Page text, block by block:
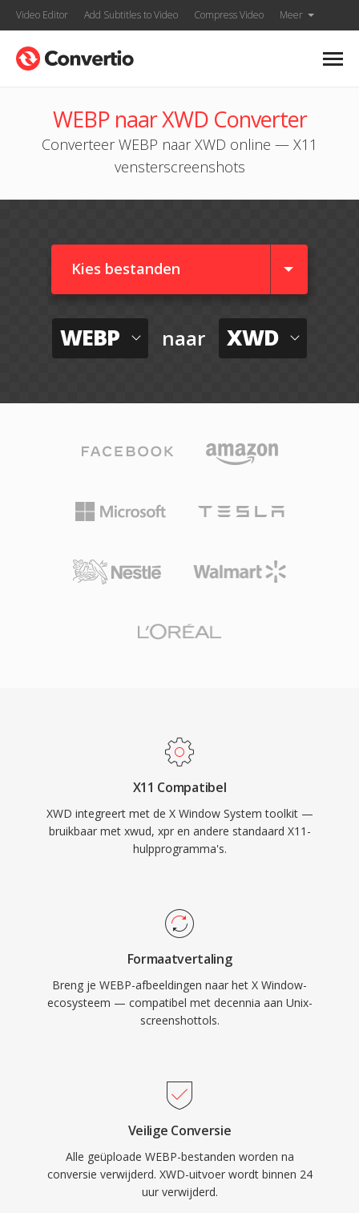
Video Editor Add Subtitles to Video Compress Video Meer
WEBP naar XWD Converter
Converteer WEBP naar XWD online — X11
vensterscreenshots
Kies bestanden
WEBP naar XWD
X11 Compatibel
XWD integreert met de X Window System toolkit —
bruikbaar met xwud, xpr en andere standaard X11-
hulpprogramma's.
Formaatvertaling
Breng je WEBP-afbeeldingen naar het X Window-
ecosysteem — compatibel met decennia aan Unix-
screenshottols.
Veilige Conversie
Alle geüploade WEBP-bestanden worden na
conversie verwijderd. XWD-uitvoer wordt binnen 24
uur verwijderd.